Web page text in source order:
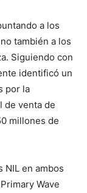
a los
también a los
Siguiendo con
identificó un
por la
de venta de
millones de
NIL en ambos
Wave